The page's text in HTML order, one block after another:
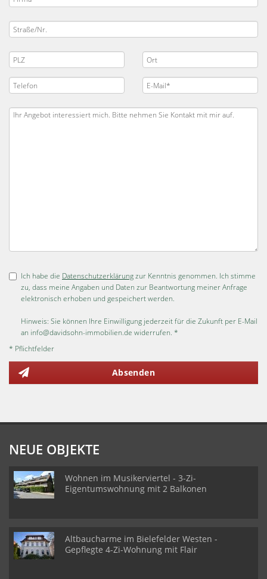
Ich habe die Datenschutzerklärungzur Kenntnis genommen. Ich stimme
zu, dass meine Angaben und Daten zur Beantwortung meiner Anfrage
elektronisch erhoben und gespeichert werden.
Hinweis: Sie können Ihre Einwilligung jederzeit für die Zukunft per E-Mail
an info@davidsohn-immobilien.de widerrufen. *
* Pflichtfelder
Absenden
NEUE OBJEKTE
Wohnen im Musikerviertel - 3-Zi-
Eigentumswohnung mit 2 Balkonen
Altbaucharme im Bielefelder Westen -
Gepflegte 4-Zi-Wohnung mit Flair